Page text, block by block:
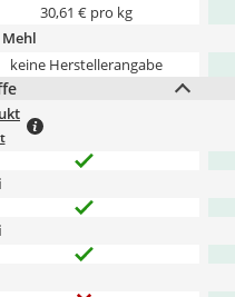
30,61 € pro kg
keine Herstellerangabe